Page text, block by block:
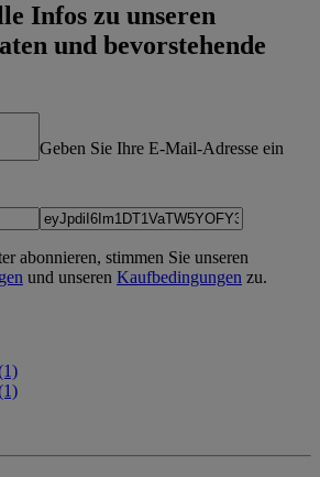
Infos zu unseren
und bevorstehende
Geben Sie Ihre E-Mail-Adresse ein
abonnieren, stimmen Sie unseren
und unseren Kaufbedingungen zu.